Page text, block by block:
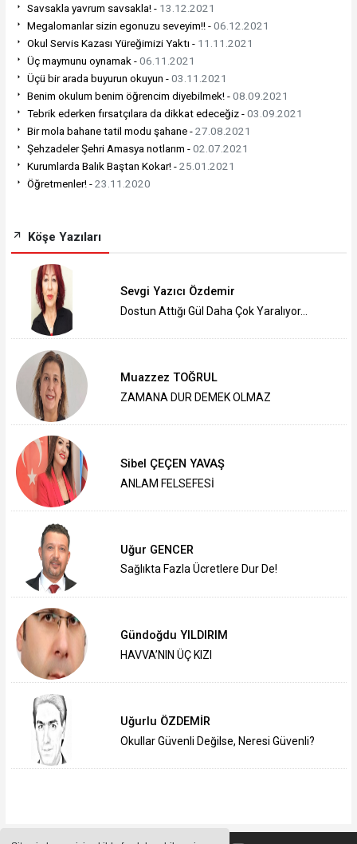
Savsakla yavrum savsakla! - 13.12.2021
Megalomanlar sizin egonuzu seveyim!! -06.12.2021
Okul Servis Kazası Yüreğimizi Yaktı - 11.11.2021
Üç maymunu oynamak -06.11.2021
Üçü bir arada buyurun okuyun -03.11.2021
Benim okulum benim öğrencim diyebilmek! -08.09.2021
Tebrik ederken fırsatçılara da dikkat edeceğiz -03.09.2021
Bir mola bahane tatil modu şahane -27.08.2021
Şehzadeler Şehri Amasya notlarım -02.07.2021
Kurumlarda Balık Baştan Kokar! -25.01.2021
Öğretmenler! -23.11.2020
Köşe Yazıları
Sevgi Yazıcı Özdemir
Dostun Attığı Gül Daha Çok Yaralıyor...
Muazzez TOĞRUL
ZAMANA DUR DEMEK OLMAZ
Sibel ÇEÇEN YAVAŞ
ANLAM FELSEFESİ
Uğur GENCER
Sağlıkta Fazla Ücretlere Dur De!
Gündoğdu YILDIRIM
HAVVA’NIN ÜÇ KIZI
Uğurlu ÖZDEMİR
Okullar Güvenli Değilse, Neresi Güvenli?